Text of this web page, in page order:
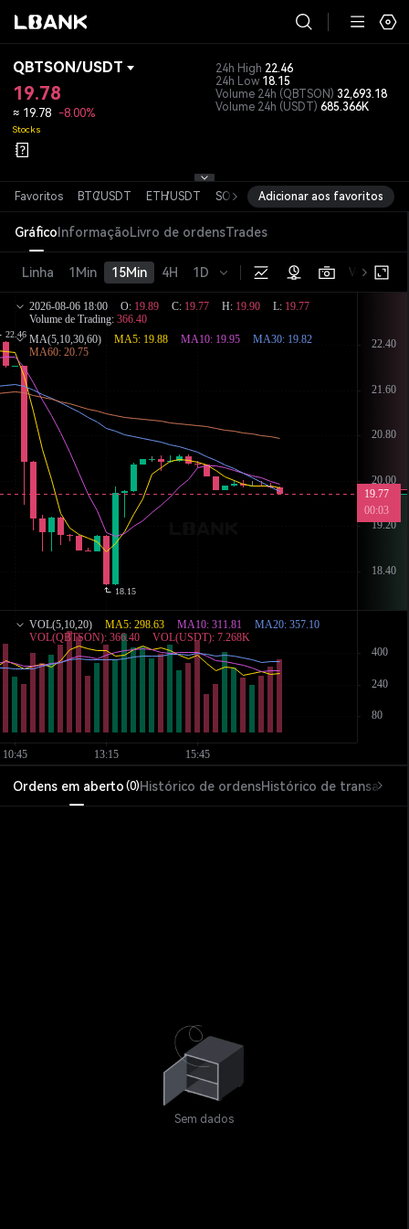
QBTSON/USDT
19.78
≈ 19.78 -8.00%
Stocks
24h High 22.46
24h Low 18.15
Volume 24h (QBTSON) 32,693.18
Volume 24h (USDT) 685.366K
Favoritos BTC/USDT ETH/USDT SOL/ USDT XRP/USDT DOGE/
Adicionar aos favoritos
GráficoInformaçãoLivro de ordensTrades
Linha 1Min 15Min 4H 1D Versão
Ordens em aberto (0)Histórico de ordensHistórico de transações
Sem dados